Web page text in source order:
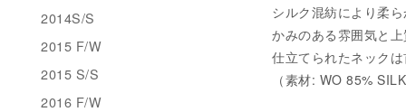
シルク混紡により柔
かみのある雰囲気と
仕立てられたネック
（素材: WO 85%
2014S/S
2015 F/W
2015 S/S
2016 F/W